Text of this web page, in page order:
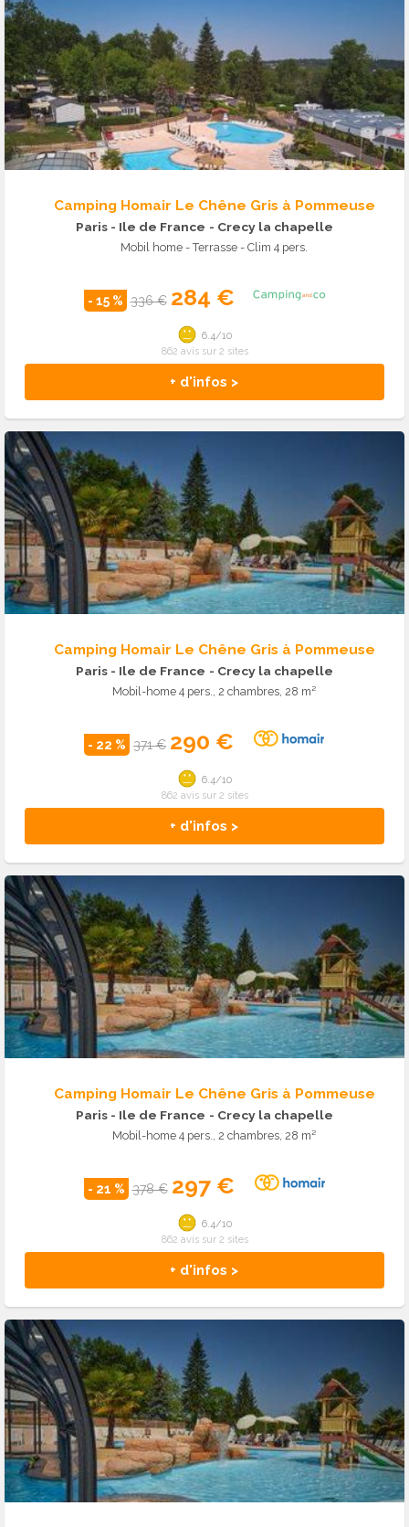
Camping Homair Le Chêne Gris à Pommeuse
Paris - Ile de France - Crecy la chapelle
Mobil home - Terrasse - Clim 4 pers.
- 15 % 336 € 284 €
+ d'infos >
6.4/10
862 avis sur 2 sites
Camping Homair Le Chêne Gris à Pommeuse
Paris - Ile de France - Crecy la chapelle
Mobil-home 4 pers., 2 chambres, 28 m²
- 22 % 371 € 290 €
+ d'infos >
6.4/10
862 avis sur 2 sites
Camping Homair Le Chêne Gris à Pommeuse
Paris - Ile de France - Crecy la chapelle
Mobil-home 4 pers., 2 chambres, 28 m²
- 21 % 378 € 297 €
+ d'infos >
6.4/10
862 avis sur 2 sites